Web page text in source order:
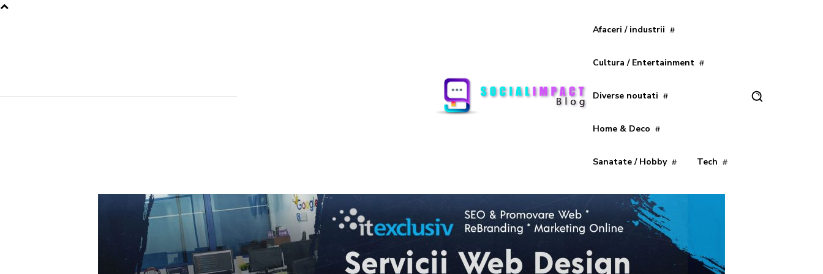
Afaceri / industrii
Cultura / Entertainment
Diverse noutati
Home & Deco
Sanatate / Hobby Tech